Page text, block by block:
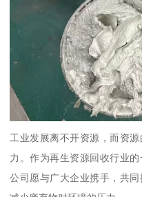
工业发展离不开资源，而资
力。作为再生资源回收行业
公司愿与广大企业携手，共